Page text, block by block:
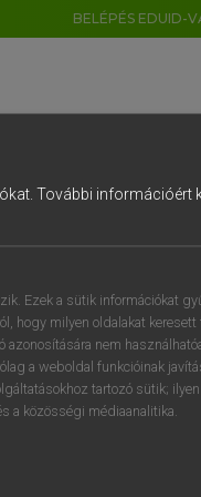
BELÉPÉS EDUID-
További információért
Ezek a sütik információkat
hogy milyen oldalakat keresett
azonosítására nem
a weboldal funkcióinak
tartozó sütik;
a közösségi médiaanalitika.
7 8 9
z u i
j k l é
n m , .